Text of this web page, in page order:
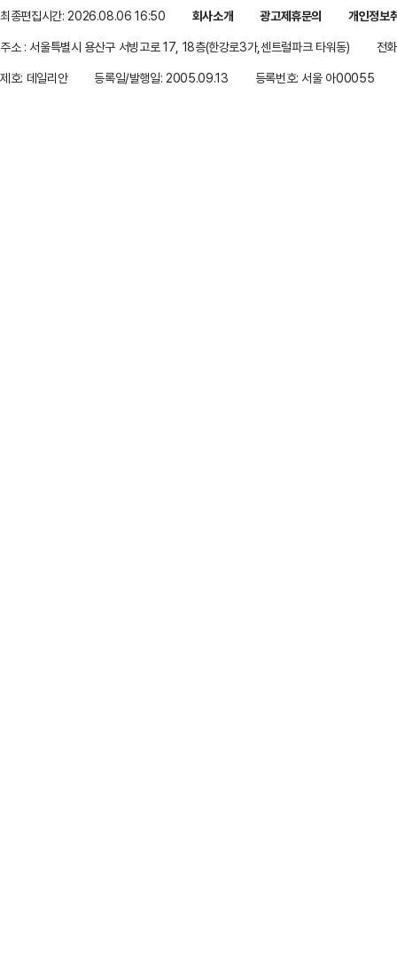
최종편집시간: 2026.08.06 16:50 회사소개 광고제휴문의
개인정보
주소 : 서울특별시 용산구 서빙고로 17, 18층(한강로3가,센트럴파크 타워동)
전
제호: 데일리안
등록일/발행일: 2005.09.13 등록번호: 서울 아00055